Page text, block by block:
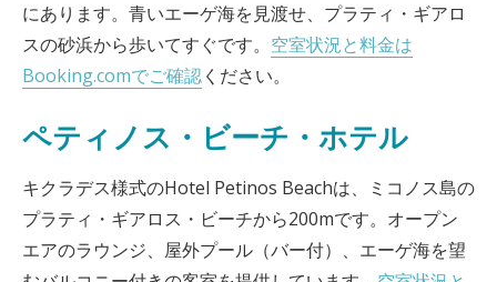
にあります。青いエーゲ海を見渡せ、プラティ・ギアロ
スの砂浜から歩いてすぐです。 空室状況と料金は
Booking.comでご確認ください。
ペティノス・ビーチ・ホテル
キクラデス様式のHotel Petinos Beachは、ミコノス島の
プラティ・ギアロス・ビーチから200mです。オープン
エアのラウンジ、屋外プール（バー付）、エーゲ海を望